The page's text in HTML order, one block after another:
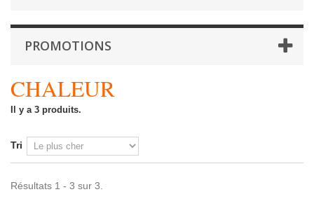
PROMOTIONS
CHALEUR
Il y a 3 produits.
Tri
Résultats 1 - 3 sur 3.